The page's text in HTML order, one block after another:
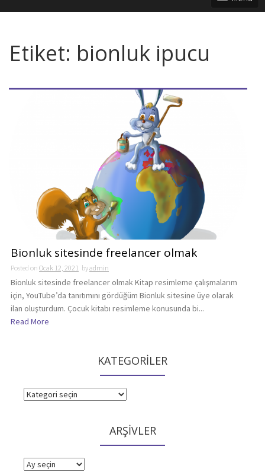
Etiket: bionluk ipucu
Bionluk sitesinde freelancer olmak
Posted on Ocak 12, 2021 byadmin
Bionluk sitesinde freelancer olmak Kitap resimleme çalışmalarım
için, YouTube’da tanıtımını gördüğüm Bionluk sitesine üye olarak
ilan oluşturdum. Çocuk kitabı resimleme konusunda bi...
Read More
KATEGORİLER
KATEGORİLER
ARŞİVLER
ARŞİVLER